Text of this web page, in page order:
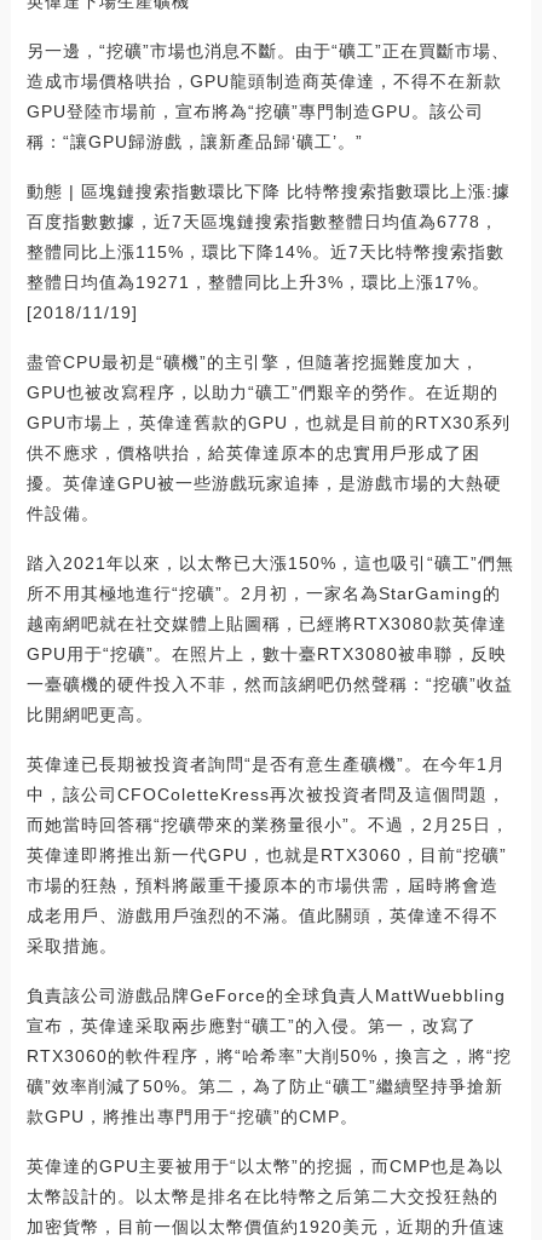
另一邊，“挖礦”市場也消息不斷。由于“礦工”正在買斷市場、
造成市場價格哄抬，GPU龍頭制造商英偉達，不得不在新款
GPU登陸市場前，宣布將為“挖礦”專門制造GPU。該公司
稱：“讓GPU歸游戲，讓新產品歸‘礦工’。”
動態 | 區塊鏈搜索指數環比下降 比特幣搜索指數環比上漲:據
百度指數數據，近7天區塊鏈搜索指數整體日均值為6778，
整體同比上漲115%，環比下降14%。近7天比特幣搜索指數
整體日均值為19271，整體同比上升3%，環比上漲17%。
[2018/11/19]
盡管CPU最初是“礦機”的主引擎，但隨著挖掘難度加大，
GPU也被改寫程序，以助力“礦工”們艱辛的勞作。在近期的
GPU市場上，英偉達舊款的GPU，也就是目前的RTX30系列
供不應求，價格哄抬，給英偉達原本的忠實用戶形成了困
擾。英偉達GPU被一些游戲玩家追捧，是游戲市場的大熱硬
件設備。
踏入2021年以來，以太幣已大漲150%，這也吸引“礦工”們無
所不用其極地進行“挖礦”。2月初，一家名為StarGaming的
越南網吧就在社交媒體上貼圖稱，已經將RTX3080款英偉達
GPU用于“挖礦”。在照片上，數十臺RTX3080被串聯，反映
一臺礦機的硬件投入不菲，然而該網吧仍然聲稱：“挖礦”收益
比開網吧更高。
英偉達已長期被投資者詢問“是否有意生產礦機”。在今年1月
中，該公司CFOColetteKress再次被投資者問及這個問題，
而她當時回答稱“挖礦帶來的業務量很小”。不過，2月25日，
英偉達即將推出新一代GPU，也就是RTX3060，目前“挖礦”
市場的狂熱，預料將嚴重干擾原本的市場供需，屆時將會造
成老用戶、游戲用戶強烈的不滿。值此關頭，英偉達不得不
采取措施。
負責該公司游戲品牌GeForce的全球負責人MattWuebbling
宣布，英偉達采取兩步應對“礦工”的入侵。第一，改寫了
RTX3060的軟件程序，將“哈希率”大削50%，換言之，將“挖
礦”效率削減了50%。第二，為了防止“礦工”繼續堅持爭搶新
款GPU，將推出專門用于“挖礦”的CMP。
英偉達的GPU主要被用于“以太幣”的挖掘，而CMP也是為以
太幣設計的。以太幣是排名在比特幣之后第二大交投狂熱的
加密貨幣，目前一個以太幣價值約1920美元，近期的升值速